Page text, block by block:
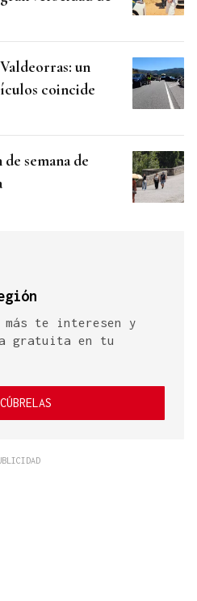
un
coincide
semana de
te interesen y
gratuita en tu